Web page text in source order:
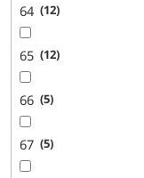
64 12
65 12
66 5
67 5